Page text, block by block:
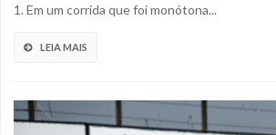
1. Em um corrida que foi monótona...
LEIA MAIS